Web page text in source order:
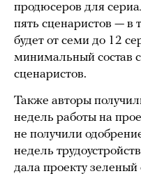
продюсеров для
пять сценаристов — в
будет от семи до 12
минимальный состав
сценаристов.
Также авторы
недель работы на
не получили
недель
дала проекту зеленый